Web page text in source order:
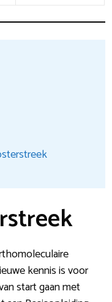
kennis is voor
start gaan met